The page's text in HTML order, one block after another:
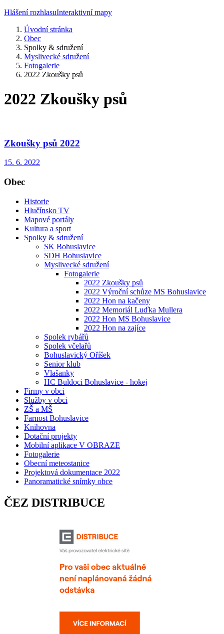
Hlášení rozhlasuInteraktivní mapy
Úvodní stránka
Obec
Spolky & sdružení
Myslivecké sdružení
Fotogalerie
2022 Zkoušky psů
2022 Zkoušky psů
Zkoušky psů 2022
15. 6. 2022
Obec
Historie
Hlučínsko TV
Mapové portály
Kultura a sport
Spolky & sdružení
SK Bohuslavice
SDH Bohuslavice
Myslivecké sdružení
Fotogalerie
2022 Zkoušky psů
2022 Výroční schůze MS Bohuslavice
2022 Hon na kačeny
2022 Memoriál Luďka Mullera
2022 Hon MS Bohuslavice
2022 Hon na zajíce
Spolek rybářů
Spolek včelařů
Bohuslavický Oříšek
Senior klub
Vlašanky
HC Buldoci Bohuslavice - hokej
Firmy v obci
Služby v obci
ZŠ a MŠ
Farnost Bohuslavice
Knihovna
Dotační projekty
Mobilní aplikace V OBRAZE
Fotogalerie
Obecní meteostanice
Projektová dokumentace 2022
Panoramatické snímky obce
ČEZ DISTRIBUCE